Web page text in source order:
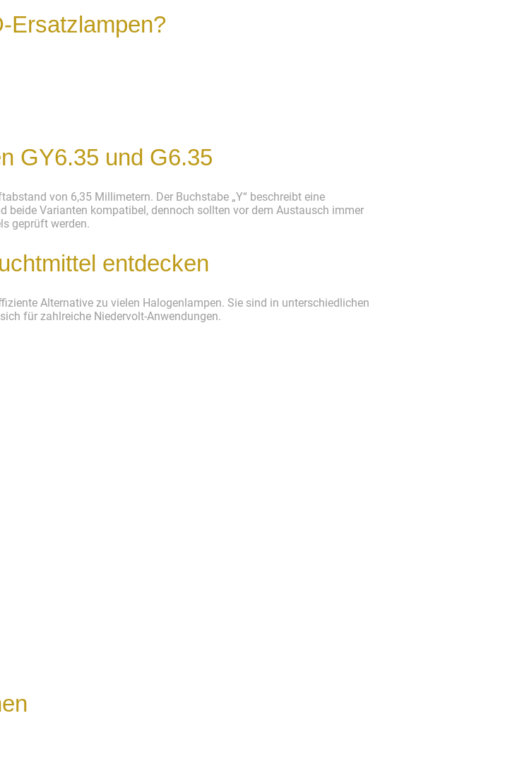
Ersatzlampen?
GY6.35 und G6.35
von 6,35 Millimetern. Der Buchstabe „Y“ beschreibt eine
beide Varianten kompatibel, dennoch sollten vor dem Austausch immer
geprüft werden.
entdecken
Alternative zu vielen Halogenlampen. Sie sind in unterschiedlichen
für zahlreiche Niedervolt-Anwendungen.